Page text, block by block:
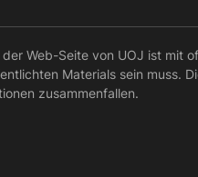
Web-Seite von UOJ ist mit
Materials sein muss.
zusammenfallen.